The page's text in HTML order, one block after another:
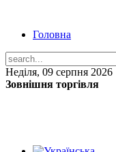
Головна
Неділя, 09 серпня 2026
Зовнішня торгівля